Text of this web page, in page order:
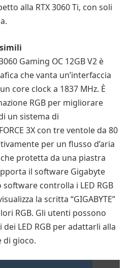
alla RTX 3060 Ti, con soli
Gaming OC 12GB V2 è
che vanta un’interfaccia
core clock a 1837 MHz. È
RGB per migliorare
un sistema di
3X con tre ventole da 80
per un flusso d’aria
protetta da una piastra
il software Gigabyte
software controlla i LED RGB
la scritta “GIGABYTE”
RGB. Gli utenti possono
LED RGB per adattarli alla
di gioco.